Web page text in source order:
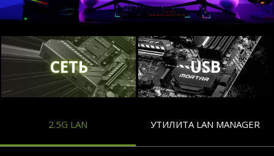
СЕТЬ USB
2.5G LAN УТИЛИТА LAN MANAGER